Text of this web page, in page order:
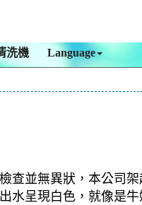
洗機 Language
查並無異狀，本公司
水呈現白色，就像是